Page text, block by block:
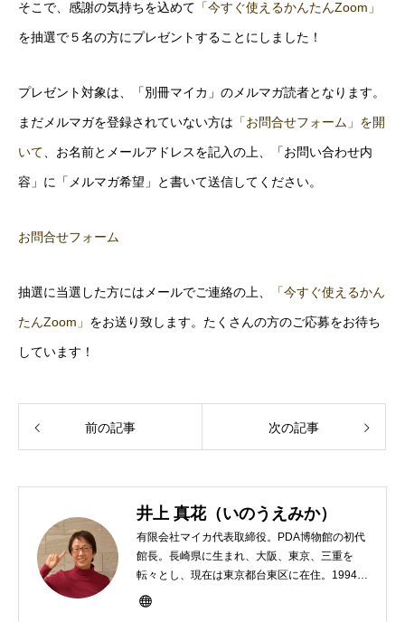
そこで、感謝の気持ちを込めて 「今すぐ使えるかんたんZoom」
を抽選で５名の方にプレゼントすることにしました！
プレゼント対象は、「別冊マイカ」のメルマガ読者となります。
まだメルマガを登録されていない方は 「お問合せフォーム」を開
いて、お名前とメールアドレスを記入の上、「お問い合わせ内
容」に「メルマガ希望」と書いて送信してください。
お問合せフォーム
抽選に当選した方にはメールでご連絡の上、 「今すぐ使えるかん
たんZoom」 をお送り致します。たくさんの方のご応募をお待ち
しています！
前の記事 次の記事
井上 真花（いのうえみか）
有限会社マイカ代表取締役。PDA博物館の初代
館長。長崎県に生まれ、大阪、東京、三重を
転々とし、現在は東京都台東区に在住。1994年
にHP100LXと出会ったのをきかっけに、フリ